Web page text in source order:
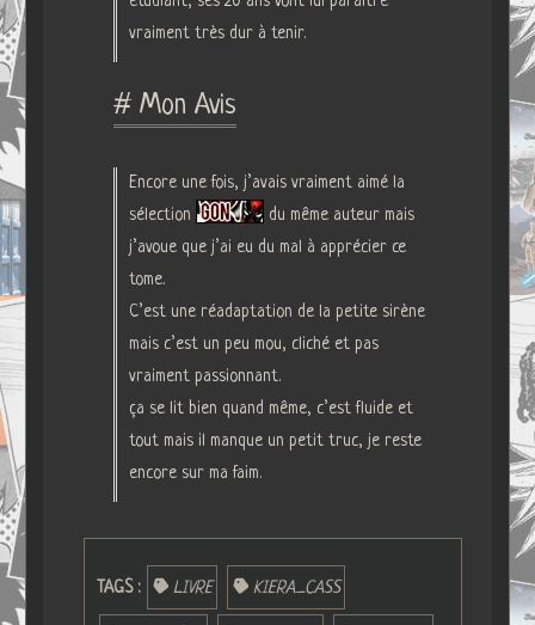
vraiment très dur à tenir.
# Mon Avis
Encore une fois, j’avais vraiment aimé la
sélection
du même auteur mais
j’avoue que j’ai eu du mal à apprécier ce
tome.
C’est une réadaptation de la petite sirène
mais c’est un peu mou, cliché et pas
vraiment passionnant.
ça se lit bien quand même, c’est fluide et
tout mais il manque un petit truc, je reste
encore sur ma faim.
TAGS : LIVRE KIERA_CASS